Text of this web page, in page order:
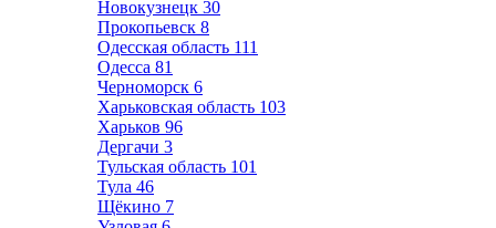
Новокузнецк 30
Прокопьевск 8
Одесская область 111
Одесса 81
Черноморск 6
Харьковская область 103
Харьков 96
Дергачи 3
Тульская область 101
Тула 46
Щёкино 7